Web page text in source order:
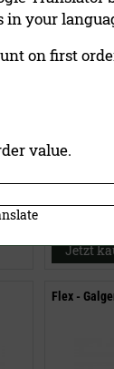
ab1,55 €
inklusive
Jetzt
Flex -
your
on first
value.